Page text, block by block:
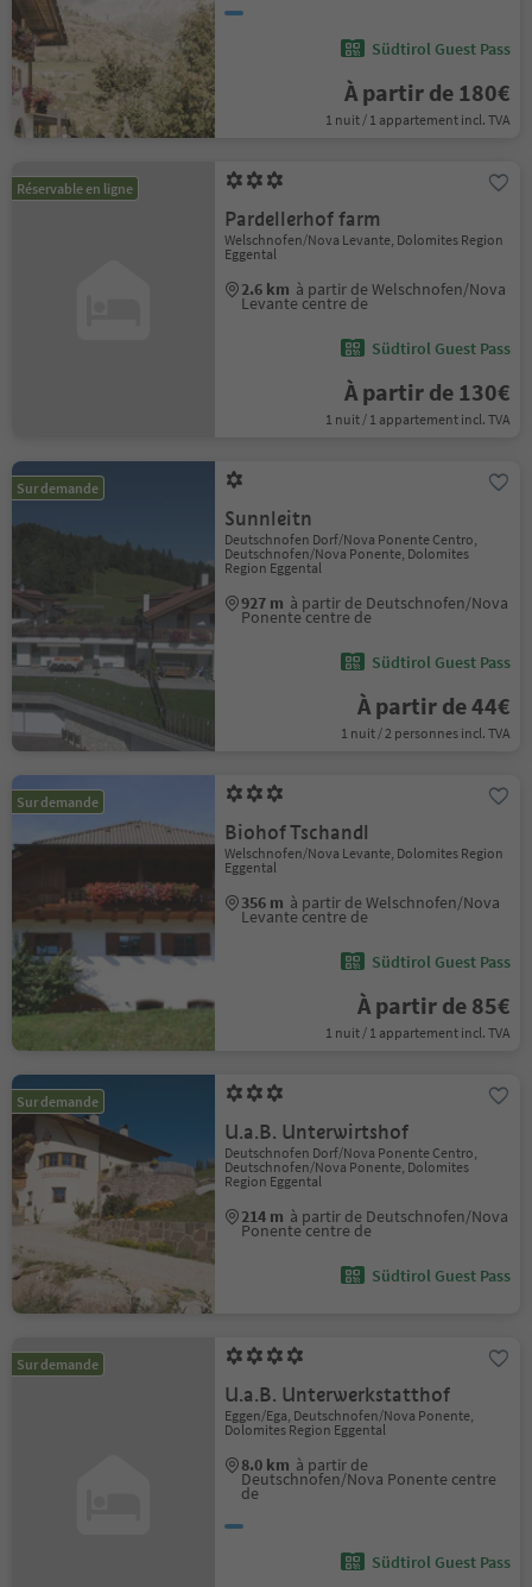
Südtirol Guest Pass
À partir de 180€
1 nuit / 1 appartement incl. TVA
Réservable en ligne
Pardellerhof farm
Welschnofen/Nova Levante, Dolomites Region
Eggental
2.6 km à partir de Welschnofen/Nova
Levante centre de
Südtirol Guest Pass
À partir de 130€
1 nuit / 1 appartement incl. TVA
Sur demande
Sunnleitn
Deutschnofen Dorf/Nova Ponente Centro,
Deutschnofen/Nova Ponente, Dolomites
Region Eggental
927 m à partir de Deutschnofen/Nova
Ponente centre de
Südtirol Guest Pass
À partir de 44€
1 nuit / 2 personnes incl. TVA
Sur demande
Biohof Tschandl
Welschnofen/Nova Levante, Dolomites Region
Eggental
356 m à partir de Welschnofen/Nova
Levante centre de
Südtirol Guest Pass
À partir de 85€
1 nuit / 1 appartement incl. TVA
Sur demande
U.a.B. Unterwirtshof
Deutschnofen Dorf/Nova Ponente Centro,
Deutschnofen/Nova Ponente, Dolomites
Region Eggental
214 m à partir de Deutschnofen/Nova
Ponente centre de
Südtirol Guest Pass
Sur demande
U.a.B. Unterwerkstatthof
Eggen/Ega, Deutschnofen/Nova Ponente,
Dolomites Region Eggental
8.0 km à partir de
Deutschnofen/Nova Ponente centre
de
Südtirol Guest Pass